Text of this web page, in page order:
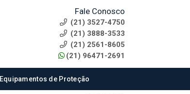
Fale Conosco
(21) 3527-4750
(21) 3888-3533
(21) 2561-8605
(21) 96471-2691
Equipamentos de Proteção